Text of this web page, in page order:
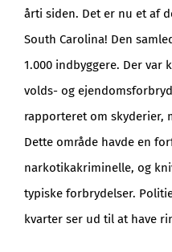
årti siden. Det er nu et af
South Carolina! Den
1.000 indbyggere. Der var
volds- og
rapporteret om skyderier,
Dette område havde en
narkotikakriminelle, og
typiske forbrydelser.
kvarter ser ud til at have